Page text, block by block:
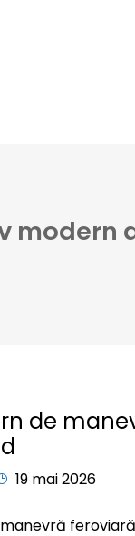
modern
de
19 mai 2026